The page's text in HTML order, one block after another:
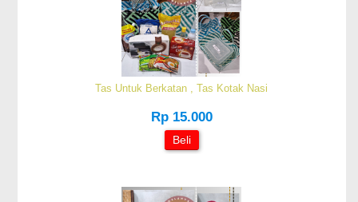
Tas Untuk Berkatan , Tas Kotak Nasi
Rp 15.000
Beli